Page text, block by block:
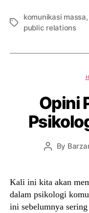
Tags
komunikasi massa,
public relations
Opini
Post
By
Kali ini kita akan
dalam psikologi
ini sebelumnya